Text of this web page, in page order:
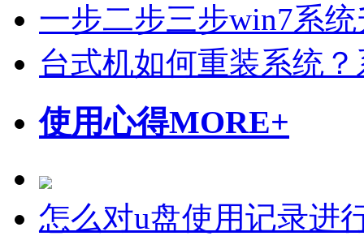
一步二步三步win7系
台式机如何重装系统
使用心得MORE+
怎么对u盘使用记录进